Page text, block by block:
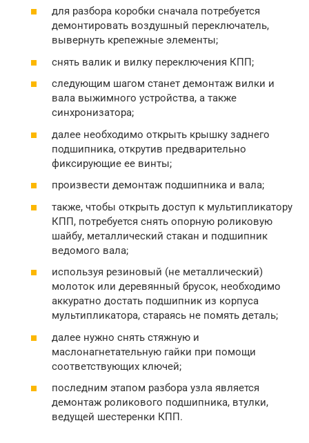
для разбора коробки сначала потребуется
демонтировать воздушный переключатель,
вывернуть крепежные элементы;
снять валик и вилку переключения КПП;
следующим шагом станет демонтаж вилки и
вала выжимного устройства, а также
синхронизатора;
далее необходимо открыть крышку заднего
подшипника, открутив предварительно
фиксирующие ее винты;
произвести демонтаж подшипника и вала;
также, чтобы открыть доступ к мультипликатору
КПП, потребуется снять опорную роликовую
шайбу, металлический стакан и подшипник
ведомого вала;
используя резиновый (не металлический)
молоток или деревянный брусок, необходимо
аккуратно достать подшипник из корпуса
мультипликатора, стараясь не помять деталь;
далее нужно снять стяжную и
маслонагнетательную гайки при помощи
соответствующих ключей;
последним этапом разбора узла является
демонтаж роликового подшипника, втулки,
ведущей шестеренки КПП.